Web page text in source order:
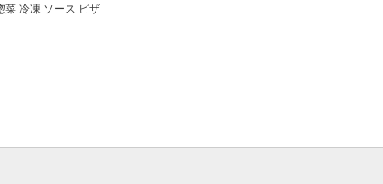
菜 冷凍 ソース ピザ